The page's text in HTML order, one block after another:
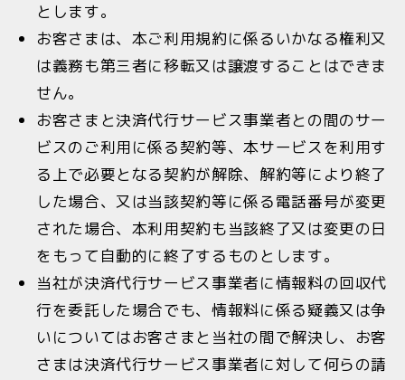
とします。
お客さまは、本ご利用規約に係るいかなる権利又
は義務も第三者に移転又は譲渡することはできま
せん。
お客さまと決済代行サービス事業者との間のサー
ビスのご利用に係る契約等、本サービスを利用す
る上で必要となる契約が解除、解約等により終了
した場合、又は当該契約等に係る電話番号が変更
された場合、本利用契約も当該終了又は変更の日
をもって自動的に終了するものとします。
当社が決済代行サービス事業者に情報料の回収代
行を委託した場合でも、情報料に係る疑義又は争
いについてはお客さまと当社の間で解決し、お客
さまは決済代行サービス事業者に対して何らの請